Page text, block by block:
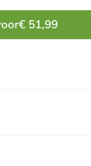
€ 51,99